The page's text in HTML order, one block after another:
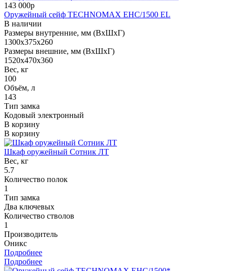
143 000р
Оружейный сейф TECHNOMAX EHC/1500 EL
В наличии
Размеры внутренние, мм (ВхШхГ)
1300x375x260
Размеры внешние, мм (ВхШхГ)
1520x470x360
Вес, кг
100
Объём, л
143
Тип замка
Кодовый электронный
В корзину
В корзину
Шкаф оружейный Сотник ЛТ
Вес, кг
5.7
Количество полок
1
Тип замка
Два ключевых
Количество стволов
1
Производитель
Оникс
Подробнее
Подробнее